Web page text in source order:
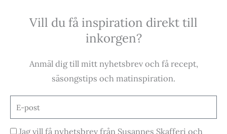
a
c
e
b
n
s
t
a
o
u
t
u
i
k
t
Vill du få inspiration direkt till
inkorgen?
Anmäl dig till mitt nyhetsbrev och få recept,
säsongstips och matinspiration.
E-
post
Godkännande
Jag vill få nyhetsbrev från Susannes Skafferi och